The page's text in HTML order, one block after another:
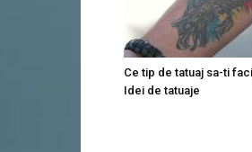
Ce tip de tatuaj sa-ti
Idei de tatuaje